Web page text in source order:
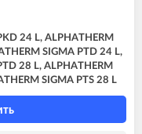
24 L, ALPHATHERM
SIGMA PTD 24 L,
28 L, ALPHATHERM
SIGMA PTS 28 L